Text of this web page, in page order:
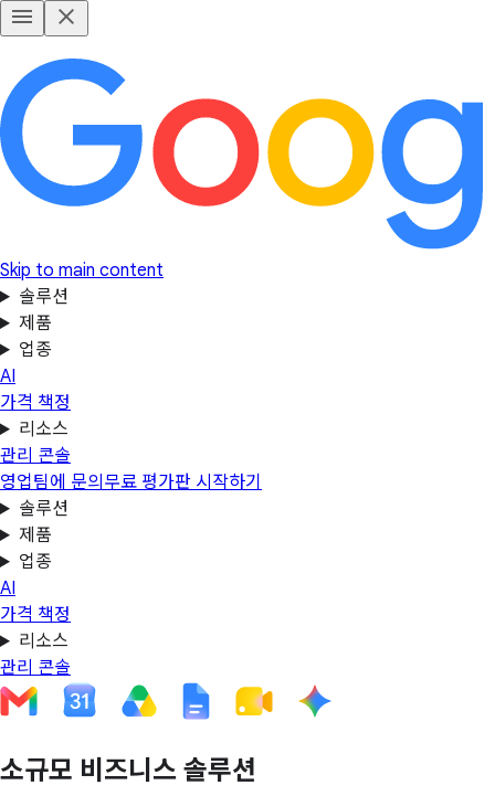
Skip to main content
솔루션
제품
업종
AI
가격 책정
리소스
관리 콘솔
영업팀에 문의 무료 평가판 시작하기
솔루션
제품
업종
AI
가격 책정
리소스
관리 콘솔
소규모 비즈니스 솔루션